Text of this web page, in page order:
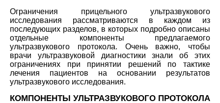
Ограничения прицельного ультразвукового
исследования рассматриваются в каждом из
последующих разделов, в которых подробно описаны
отдельные компоненты предлагаемого
ультразвукового протокола. Очень важно, чтобы
врачи ультразвуковой диагностики знали об этих
ограничениях при принятии решений по тактике
лечения пациентов на основании результатов
ультразвукового исследования.
КОМПОНЕНТЫ УЛЬТРАЗВУКОВОГО ПРОТОКОЛА